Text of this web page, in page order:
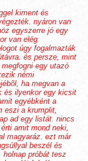
kiment és
nyáron van
egyszerre jó egy
van elég
úgy fogalmazták
és persze, mint
egy utazó
némi
ha megvan a
és ilyenkor egy kicsit
egyébként a
eszi a krumplit,
ad egy listát. nincs
amit mond neki,
magyaráz. ezt már
beszél és
próbát tesz